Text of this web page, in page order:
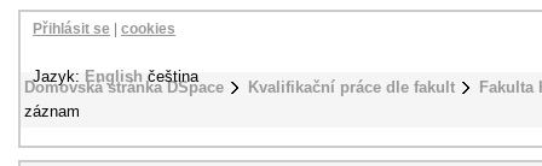
Domovská stránka DSpace Kvalifikační práce dle fakult
záznam
Přihlásit se cookies
Jazyk: English čeština